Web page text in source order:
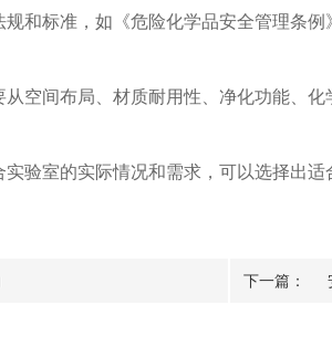
标准，如《危险化学品安全管理条例
间布局、材质耐用性、净化功能、化
室的实际情况和需求，可以选择出适
下一篇：